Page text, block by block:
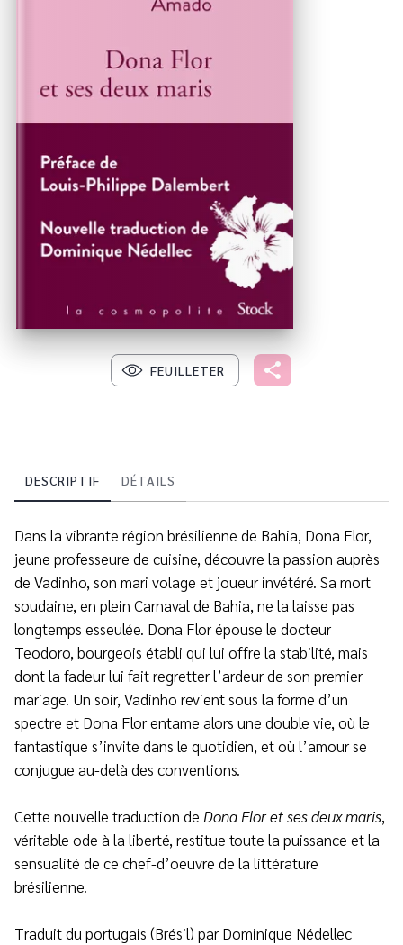
FEUILLETER
DESCRIPTIF DÉTAILS
Dans la vibrante région brésilienne de Bahia, Dona Flor,
jeune professeure de cuisine, découvre la passion auprès
de Vadinho, son mari volage et joueur invétéré. Sa mort
soudaine, en plein Carnaval de Bahia, ne la laisse pas
longtemps esseulée. Dona Flor épouse le docteur
Teodoro, bourgeois établi qui lui offre la stabilité, mais
dont la fadeur lui fait regretter l’ardeur de son premier
mariage. Un soir, Vadinho revient sous la forme d’un
spectre et Dona Flor entame alors une double vie, où le
fantastique s’invite dans le quotidien, et où l’amour se
conjugue au-delà des conventions.
Cette nouvelle traduction de Dona Flor et ses deux maris,
véritable ode à la liberté, restitue toute la puissance et la
sensualité de ce chef-d’oeuvre de la littérature
brésilienne.
Traduit du portugais (Brésil) par Dominique Nédellec